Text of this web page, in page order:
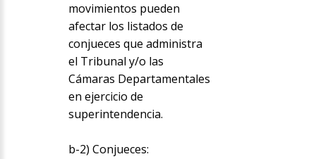
movimientos pueden
afectar los listados de
conjueces que administra
el Tribunal y/o las
Cámaras Departamentales
en ejercicio de
superintendencia.
b-2) Conjueces: